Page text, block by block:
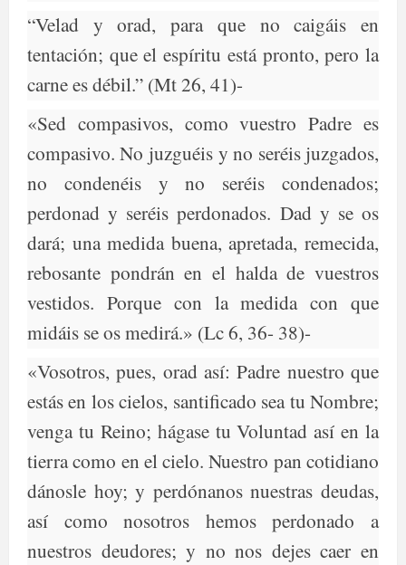
“Velad y orad, para que no caigáis en
tentación; que el espíritu está pronto, pero la
carne es débil.” (Mt 26, 41)-
«Sed compasivos, como vuestro Padre es
compasivo. No juzguéis y no seréis juzgados,
no condenéis y no seréis condenados;
perdonad y seréis perdonados. Dad y se os
dará; una medida buena, apretada, remecida,
rebosante pondrán en el halda de vuestros
vestidos. Porque con la medida con que
midáis se os medirá.» (Lc 6, 36- 38)-
«Vosotros, pues, orad así: Padre nuestro que
estás en los cielos, santificado sea tu Nombre;
venga tu Reino; hágase tu Voluntad así en la
tierra como en el cielo. Nuestro pan cotidiano
dánosle hoy; y perdónanos nuestras deudas,
así como nosotros hemos perdonado a
nuestros deudores; y no nos dejes caer en